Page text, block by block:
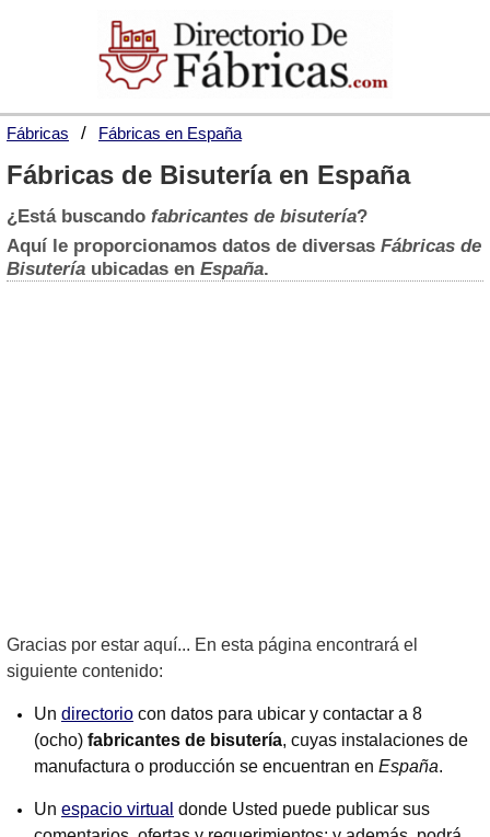
Fábricas Fábricas en España
Fábricas de Bisutería en España
¿Está buscando fabricantes de bisutería?
Aquí le proporcionamos datos de diversas Fábricas de
Bisutería ubicadas en España.
Gracias por estar aquí... En esta página encontrará el
siguiente contenido:
Un directorio con datos para ubicar y contactar a 8
(ocho) fabricantes de bisutería, cuyas instalaciones de
manufactura o producción se encuentran en España.
Un espacio virtual donde Usted puede publicar sus